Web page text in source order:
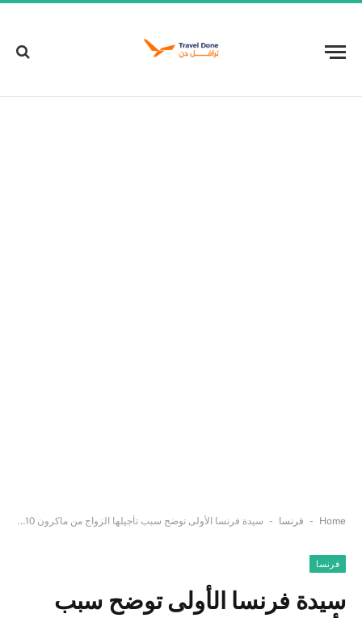
Home
- فرنسا - سيدة فرنسا الأولى توضح سبب تأجيلها الزواج من ماكرون 10 سنين
فرنسا
سيدة فرنسا الأولى توضح سبب